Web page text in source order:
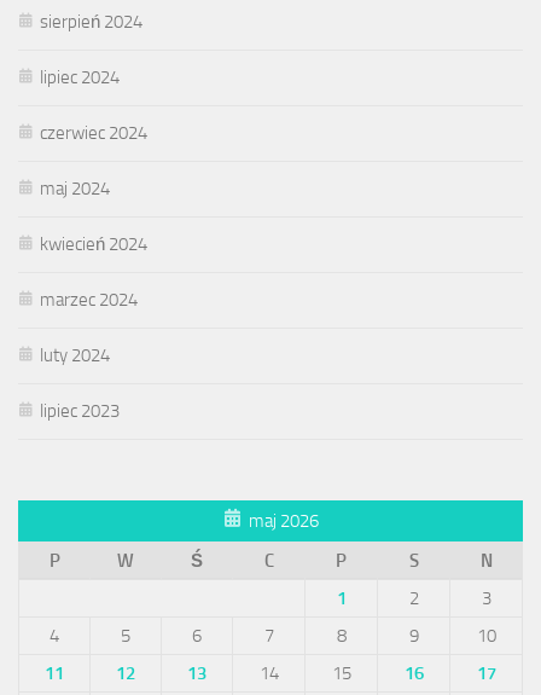
sierpień 2024
lipiec 2024
czerwiec 2024
maj 2024
kwiecień 2024
marzec 2024
luty 2024
lipiec 2023
maj 2026
P
W Ś C P S
N
1
2
3
4
5 6 7 8 9
10
11
12 13 14 15 16
17